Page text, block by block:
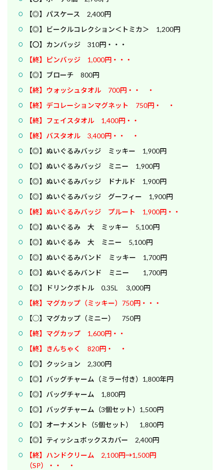
【◎】パスケース 2,400円
【◎】ビークルコレクション＜トミカ＞ 1,200円
【〇】カンバッジ 310円・・・
【終】ピンバッジ 1,000円・・・
【◎】ブローチ 800円
【終】ウォッシュタオル 700円・・ ・
【終】デコレーションマグネット 750円・ ・
【終】フェイスタオル 1,400円・・
【終】バスタオル 3,400円・・ ・
【◎】ぬいぐるみバッジ ミッキー 1,900円
【◎】ぬいぐるみバッジ ミニー 1,900円
【◎】ぬいぐるみバッジ ドナルド 1,900円
【◎】ぬいぐるみバッジ グーフィー 1,900円
【終】ぬいぐるみバッジ プルート 1,900円・・
【◎】ぬいぐるみ 大 ミッキー 5,100円
【◎】ぬいぐるみ 大 ミニー 5,100円
【◎】ぬいぐるみバンド ミッキー 1,700円
【◎】ぬいぐるみバンド ミニー 1,700円
【◎】ドリンクボトル 0.35L 3,000円
【終】マグカップ（ミッキー）750円・・・
【◯】マグカップ（ミニー） 750円
【終】マグカップ 1,600円・・
【終】きんちゃく 820円・ ・
【◎】クッション 2,300円
【◎】バッグチャーム（ミラー付き）1,800年円
【◎】バッグチャーム 1,800円
【◎】バッグチャーム（3個セット）1,500円
【◎】オーナメント（5個セット） 1,800円
【◎】ティッシュボックスカバー 2,400円
【終】ハンドクリーム 2,100円→1,500円
（SP）・・ ・